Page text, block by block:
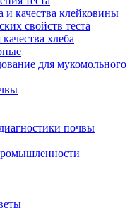
и качества клейковины
свойств теста
хлеба
для мукомольного
почвы